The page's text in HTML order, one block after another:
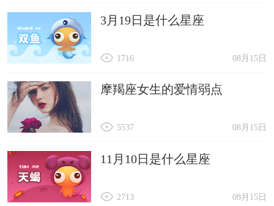
3月19日是什么星座
08月15日
1716
摩羯座女生的爱情弱点
08月15日
5537
11月10日是什么星座
08月15日
2713